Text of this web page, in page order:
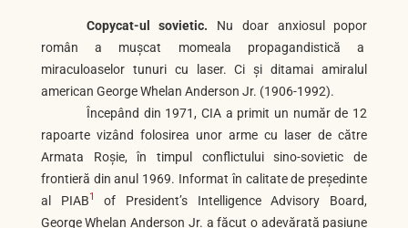
Copycat-ul sovietic. Nu doar anxiosul popor
român a mușcat momeala propagandistică a
miraculoaselor tunuri cu laser. Ci și ditamai amiralul
american George Whelan Anderson Jr. (1906-1992).
Începând din 1971, CIA a primit un număr de 12
rapoarte vizând folosirea unor arme cu laser de către
Armata Roșie, în timpul conflictului sino-sovietic de
frontieră din anul 1969. Informat în calitate de președinte
al PIAB1
of President’s Intelligence Advisory Board,
George Whelan Anderson Jr. a făcut o adevărată pasiune